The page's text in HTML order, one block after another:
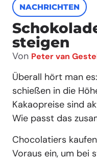
NACHRICHTEN
steigen
Von Peter van
Überall hört man
schießen in die
Kakaopreise sind
Wie passt das
Chocolatiers
Voraus ein, um bei